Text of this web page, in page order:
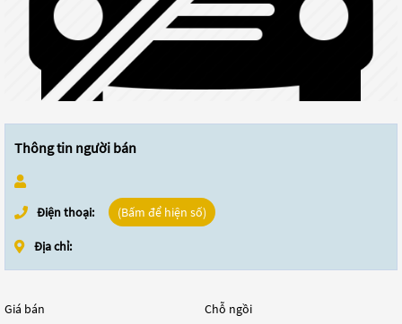
Thông tin người bán
Điện thoại: (Bấm để hiện số)
Địa chỉ:
Giá bán Chỗ ngồi